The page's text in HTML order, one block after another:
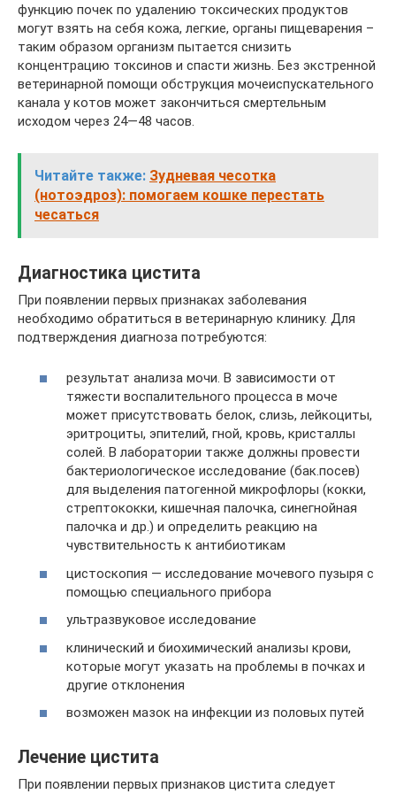
функцию почек по удалению токсических продуктов
могут взять на себя кожа, легкие, органы пищеварения –
таким образом организм пытается снизить
концентрацию токсинов и спасти жизнь. Без экстренной
ветеринарной помощи обструкция мочеиспускательного
канала у котов может закончиться смертельным
исходом через 24—48 часов.
Читайте также: Зудневая чесотка
(нотоэдроз): помогаем кошке перестать
чесаться
Диагностика цистита
При появлении первых признаках заболевания
необходимо обратиться в ветеринарную клинику. Для
подтверждения диагноза потребуются:
результат анализа мочи. В зависимости от
тяжести воспалительного процесса в моче
может присутствовать белок, слизь, лейкоциты,
эритроциты, эпителий, гной, кровь, кристаллы
солей. В лаборатории также должны провести
бактериологическое исследование (бак.посев)
для выделения патогенной микрофлоры (кокки,
стрептококки, кишечная палочка, синегнойная
палочка и др.) и определить реакцию на
чувствительность к антибиотикам
цистоскопия — исследование мочевого пузыря с
помощью специального прибора
ультразвуковое исследование
клинический и биохимический анализы крови,
которые могут указать на проблемы в почках и
другие отклонения
возможен мазок на инфекции из половых путей
Лечение цистита
При появлении первых признаков цистита следует